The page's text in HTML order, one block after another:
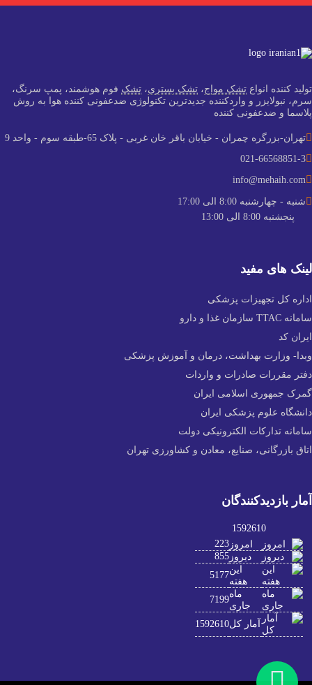
تولید کننده انواع تشک مواج، تشک بستری، تشک فوم هوشمند، پمپ سرنگ،
سرم، نبولایزر و واردکننده جدید‌ترین تکنولوژی ضدعفونی کننده هوا به روش
پلاسما و ضدعفونی کننده
تهران-بزرگره چمران - خیابان باقر خان غربی - پلاک 65-طبقه سوم - واحد 9
021-66568851-3
info@mehaih.com
شنبه - چهارشنبه 8:00 الی 17:00
پنجشنبه 8:00 الی 13:00
لینک های مفید
اداره کل تجهیزات پزشکی
سامانه TTAC سازمان غذا و دارو
ایران کد
وبدا- وزارت بهداشت، درمان و آموزش پزشکی
دفتر مقررات صادرات و واردات
گمرک جمهوری اسلامی ایران
دانشگاه علوم پزشکی ایران
سامانه تدارکات الکترونیکی دولت
اتاق بازرگانی، صنایع، معادن و کشاورزی تهران
آمار بازدیدکنندگان
1592610
امروز 223
دیروز 855
این
هفته
5177
ماه
جاری
7199
آمار کل1592610